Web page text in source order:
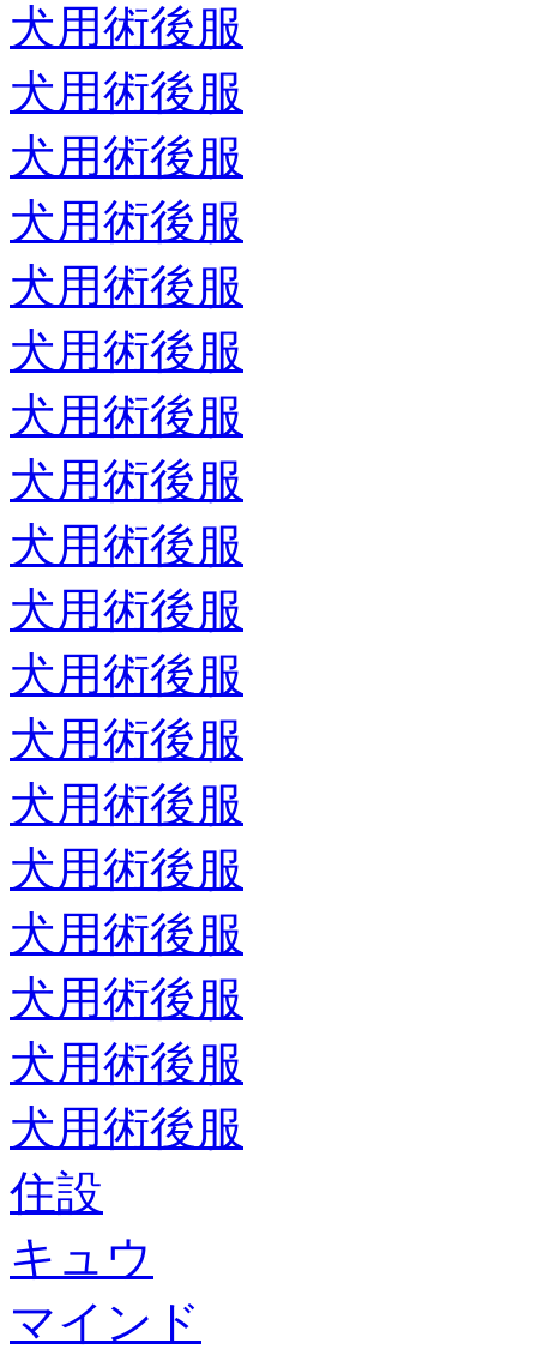
犬用術後服
犬用術後服
犬用術後服
犬用術後服
犬用術後服
犬用術後服
犬用術後服
犬用術後服
犬用術後服
犬用術後服
犬用術後服
犬用術後服
犬用術後服
犬用術後服
犬用術後服
犬用術後服
犬用術後服
犬用術後服
住設
キュウ
マインド